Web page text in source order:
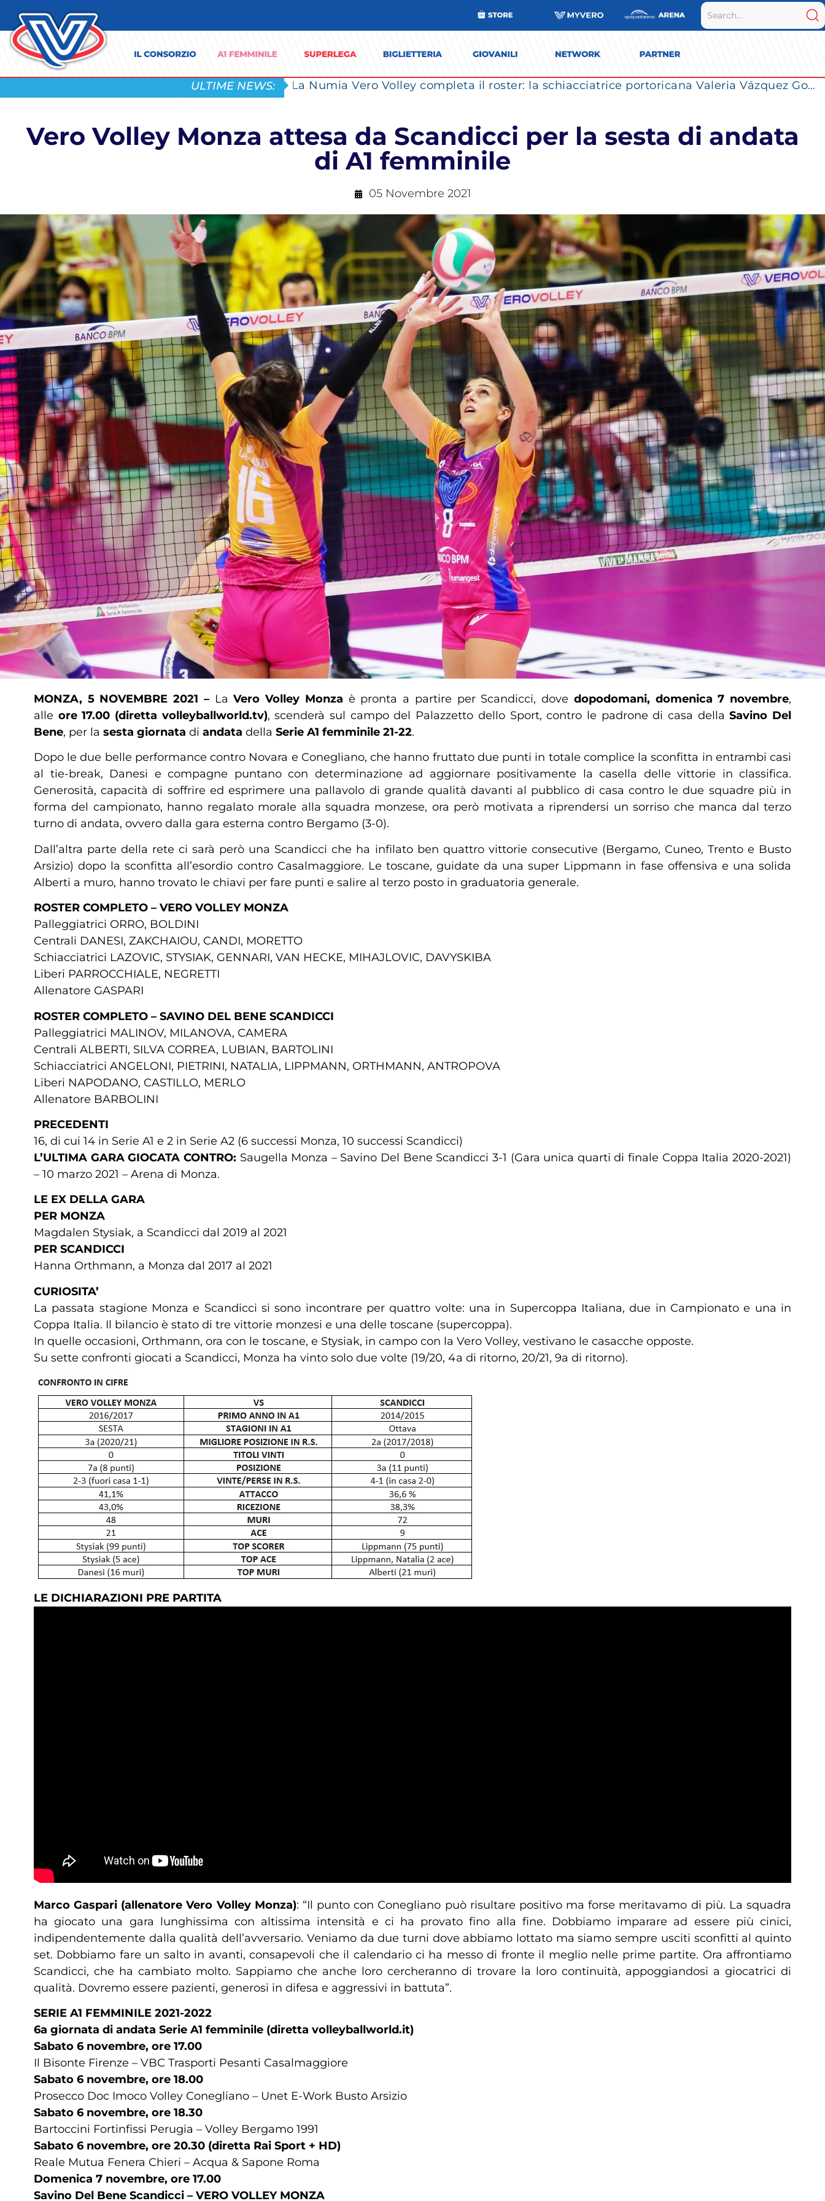
ULTIME NEWS: La Numia Vero Volley completa il roster: la schiacciatrice portoricana Valeria Vázquez Gomez è l’ultimo innesto di Milano per la stagione 2026/2027
Vero Volley Monza attesa da Scandicci per la sesta di andata
di A1 femminile
05 Novembre 2021
MONZA, 5 NOVEMBRE 2021 – LaVero Volley Monza è pronta a partire per Scandicci, dove dopodomani, domenica 7 novembre,
alle ore 17.00 (diretta volleyballworld.tv), scenderà sul campo del Palazzetto dello Sport, contro le padrone di casa dellaSavino Del
Bene, per la sesta giornata di andata della Serie A1 femminile 21-22.
Dopo le due belle performance contro Novara e Conegliano, che hanno fruttato due punti in totale complice la sconfitta in entrambi casi
al tie-break, Danesi e compagne puntano con determinazione ad aggiornare positivamente la casella delle vittorie in classifica.
Generosità, capacità di soffrire ed esprimere una pallavolo di grande qualità davanti al pubblico di casa contro le due squadre più in
forma del campionato, hanno regalato morale alla squadra monzese, ora però motivata a riprendersi un sorriso che manca dal terzo
turno di andata, ovvero dalla gara esterna contro Bergamo (3-0).
Dall’altra parte della rete ci sarà però una Scandicci che ha infilato ben quattro vittorie consecutive (Bergamo, Cuneo, Trento e Busto
Arsizio) dopo la sconfitta all’esordio contro Casalmaggiore. Le toscane, guidate da una super Lippmann in fase offensiva e una solida
Alberti a muro, hanno trovato le chiavi per fare punti e salire al terzo posto in graduatoria generale.
ROSTER COMPLETO – VERO VOLLEY MONZA
Palleggiatrici ORRO, BOLDINI
Centrali DANESI, ZAKCHAIOU, CANDI, MORETTO
Schiacciatrici LAZOVIC, STYSIAK, GENNARI, VAN HECKE, MIHAJLOVIC, DAVYSKIBA
Liberi PARROCCHIALE, NEGRETTI
Allenatore GASPARI
ROSTER COMPLETO – SAVINO DEL BENE SCANDICCI
Palleggiatrici MALINOV, MILANOVA, CAMERA
Centrali ALBERTI, SILVA CORREA, LUBIAN, BARTOLINI
Schiacciatrici ANGELONI, PIETRINI, NATALIA, LIPPMANN, ORTHMANN, ANTROPOVA
Liberi NAPODANO, CASTILLO, MERLO
Allenatore BARBOLINI
PRECEDENTI
16, di cui 14 in Serie A1 e 2 in Serie A2 (6 successi Monza, 10 successi Scandicci)
L’ULTIMA GARA GIOCATA CONTRO: Saugella Monza – Savino Del Bene Scandicci 3-1 (Gara unica quarti di finale Coppa Italia 2020-2021)
– 10 marzo 2021 – Arena di Monza.
LE EX DELLA GARA
PER MONZA
Magdalen Stysiak, a Scandicci dal 2019 al 2021
PER SCANDICCI
Hanna Orthmann, a Monza dal 2017 al 2021
CURIOSITA’
La passata stagione Monza e Scandicci si sono incontrare per quattro volte: una in Supercoppa Italiana, due in Campionato e una in
Coppa Italia. Il bilancio è stato di tre vittorie monzesi e una delle toscane (supercoppa).
In quelle occasioni, Orthmann, ora con le toscane, e Stysiak, in campo con la Vero Volley, vestivano le casacche opposte.
Su sette confronti giocati a Scandicci, Monza ha vinto solo due volte (19/20, 4a di ritorno, 20/21, 9a di ritorno).
LE DICHIARAZIONI PRE PARTITA
Marco Gaspari (allenatore Vero Volley Monza): “Il punto con Conegliano può risultare positivo ma forse meritavamo di più. La squadra
ha giocato una gara lunghissima con altissima intensità e ci ha provato fino alla fine. Dobbiamo imparare ad essere più cinici,
indipendentemente dalla qualità dell’avversario. Veniamo da due turni dove abbiamo lottato ma siamo sempre usciti sconfitti al quinto
set. Dobbiamo fare un salto in avanti, consapevoli che il calendario ci ha messo di fronte il meglio nelle prime partite. Ora affrontiamo
Scandicci, che ha cambiato molto. Sappiamo che anche loro cercheranno di trovare la loro continuità, appoggiandosi a giocatrici di
qualità. Dovremo essere pazienti, generosi in difesa e aggressivi in battuta”.
SERIE A1 FEMMINILE 2021-2022
6a giornata di andata Serie A1 femminile (diretta volleyballworld.it)
Sabato 6 novembre, ore 17.00
Il Bisonte Firenze – VBC Trasporti Pesanti Casalmaggiore
Sabato 6 novembre, ore 18.00
Prosecco Doc Imoco Volley Conegliano – Unet E-Work Busto Arsizio
Sabato 6 novembre, ore 18.30
Bartoccini Fortinfissi Perugia – Volley Bergamo 1991
Sabato 6 novembre, ore 20.30 (diretta Rai Sport + HD)
Reale Mutua Fenera Chieri – Acqua & Sapone Roma
Domenica 7 novembre, ore 17.00
Savino Del Bene Scandicci – VERO VOLLEY MONZA